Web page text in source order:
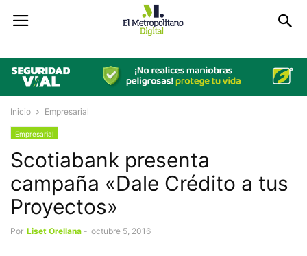
Inicio Empresarial
Empresarial
Scotiabank presenta
campaña «Dale Crédito a tus
Proyectos»
Por Liset Orellana - octubre 5, 2016